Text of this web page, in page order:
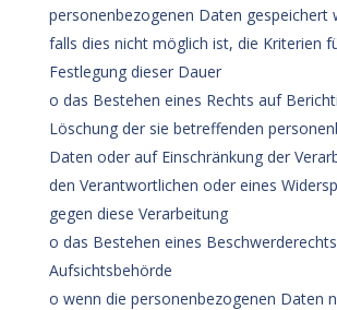
personenbezogenen Daten gespeichert
falls dies nicht möglich ist, die Kriterien
Festlegung dieser Dauer
o das Bestehen eines Rechts auf
Löschung der sie betreffenden
Daten oder auf Einschränkung der
den Verantwortlichen oder eines
gegen diese Verarbeitung
o das Bestehen eines
Aufsichtsbehörde
o wenn die personenbezogenen Daten